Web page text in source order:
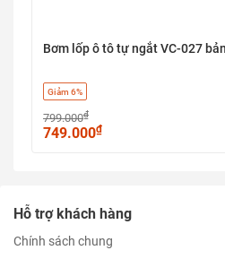
Bơm lốp ô tô tự ngắt VC-027
Giảm 6%
799.000₫
749.000₫
Hỗ trợ khách hàng
Chính sách chung